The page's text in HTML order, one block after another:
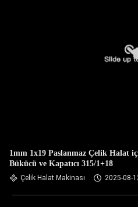
1mm 1x19 Paslanmaz Çelik Halat
Bükücü ve Kapatıcı 315/1+18
Çelik Halat Makinası 2025-08-